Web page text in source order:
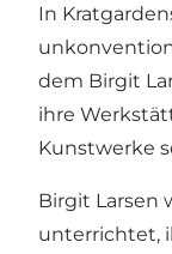
In
dem Birgit
ihre
Kunstwerke
Birgit Larsen
unterrichtet,